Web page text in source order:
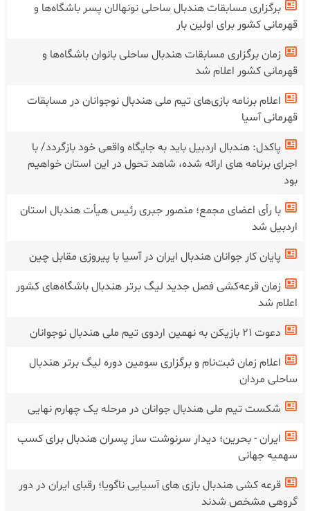
برگزاری مسابقات هندبال ساحلی نونهالان پسر باشگاه‌ها و
قهرمانی کشور برای اولین بار
زمان برگزاری مسابقات هندبال ساحلی بانوان باشگاه‌ها و
قهرمانی کشور اعلام شد
اعلام برنامه بازی‌های تیم ملی هندبال نوجوانان در مسابقات
قهرمانی آسیا
پاکدل: هندبال اردبیل باید به جایگاه واقعی خود بازگردد/ با
اجرای برنامه های ارائه شده، شاهد تحول در این استان خواهیم
بود
با رأی اعضای مجمع؛ منصور جبری رئیس هیأت هندبال استان
اردبیل شد
پایان کار جوانان هندبال ایران در آسیا با پیروزی مقابل چین
زمان قرعه‌کشی فصل جدید لیگ برتر هندبال باشگاه‌های کشور
اعلام شد
دعوت ۲۱ بازیکن به نهمین اردوی تیم ملی هندبال نوجوانان
اعلام زمان ثبت‌نام و برگزاری سومین دوره لیگ برتر هندبال
ساحلی مردان
شکست تیم ملی هندبال جوانان در‌ مرحله یک چهارم نهایی
ایران - بحرین؛ دیدار سرنوشت ساز پسران هندبال برای کسب
سهمیه جهانی
قرعه کشی هندبال بازی های آسیایی ناگویا؛ رقبای ایران در دور
گروهی مشخص شدند